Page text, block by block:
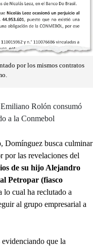
por los mismos contratos
Rolón consumó
a la Conmebol
Domínguez busca culminar
por las revelaciones del
de su hijo Alejandro
Petropar (fiasco
lo cual ha reclutado a
al grupo empresarial a
que la